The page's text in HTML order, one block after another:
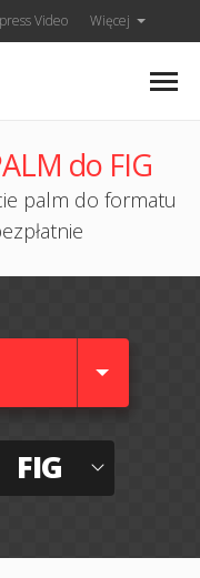
Video Więcej
do FIG
palm do formatu
FIG